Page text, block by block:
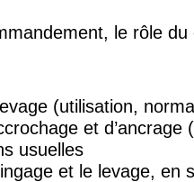
le rôle
(utilisation,
et
usuelles
et le levage, en